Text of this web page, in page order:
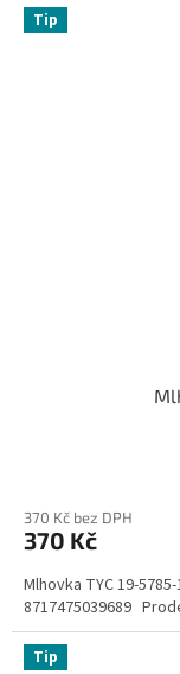
Tip
370 Kč bez DPH
370 Kč
Mlhovka TYC 19-
8717475039689
Tip